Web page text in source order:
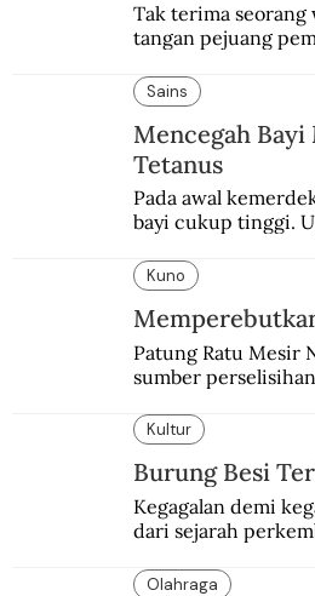
Tak terima seorang
tangan pejuang
pembalasan.
Sains
Mencegah
Tetanus
Pada awal
bayi cukup tinggi.
Kuno
Patung Ratu Mesir
sumber
Kultur
Burung Besi
Kegagalan demi
dari sejarah
Olahraga